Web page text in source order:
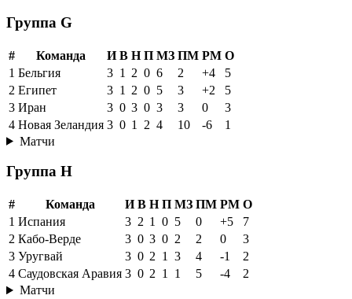
Группа G
# Команда И В Н П МЗ ПМ РМ О
1 Бельгия 3 1 2 0 6 2 +4
5
2 Египет 3 1 2 0 5 3 +2
5
3 Иран 3 0 3 0 3 3 0
3
4 Новая Зеландия 3 0 1 2 4 10 -6
1
Матчи
Группа H
# Команда И В Н П МЗ ПМ РМ О
1 Испания 3 2 1 0 5 0 +5
7
2 Кабо-Верде 3 0 3 0 2 2 0
3
3 Уругвай 3 0 2 1 3 4 -1
2
4 Саудовская Аравия 3 0 2 1 1 5 -4
2
Матчи